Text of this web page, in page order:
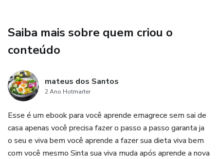
CRESCERAM ONLINE
TUDO EXPLICADO DE FORMA SIMPLES, DIRETA E
MOTIVADORA.
ESTE CONTEÚDO É PARA QUEM:
QUER MUDAR DE VIDA
SONHA EM TER LIBERDADE FINANCEIRA
Saiba mais sobre quem criou o
conteúdo
mateus dos Santos
2 Ano Hotmarter
Esse é um ebook para você aprende emagrece sem sai de
casa apenas você precisa fazer o passo a passo garanta ja
o seu e viva bem você aprende a fazer sua dieta viva bem
com você mesmo Sinta sua viva muda após aprende a nova